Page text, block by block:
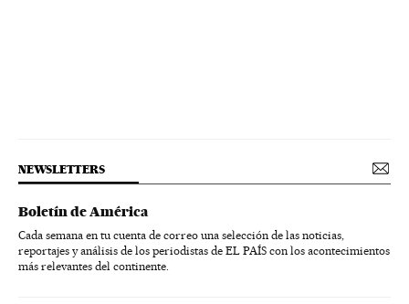
NEWSLETTERS
Boletín de América
Cada semana en tu cuenta de correo una selección de las noticias,
reportajes y análisis de los periodistas de EL PAÍS con los acontecimientos
más relevantes del continente.